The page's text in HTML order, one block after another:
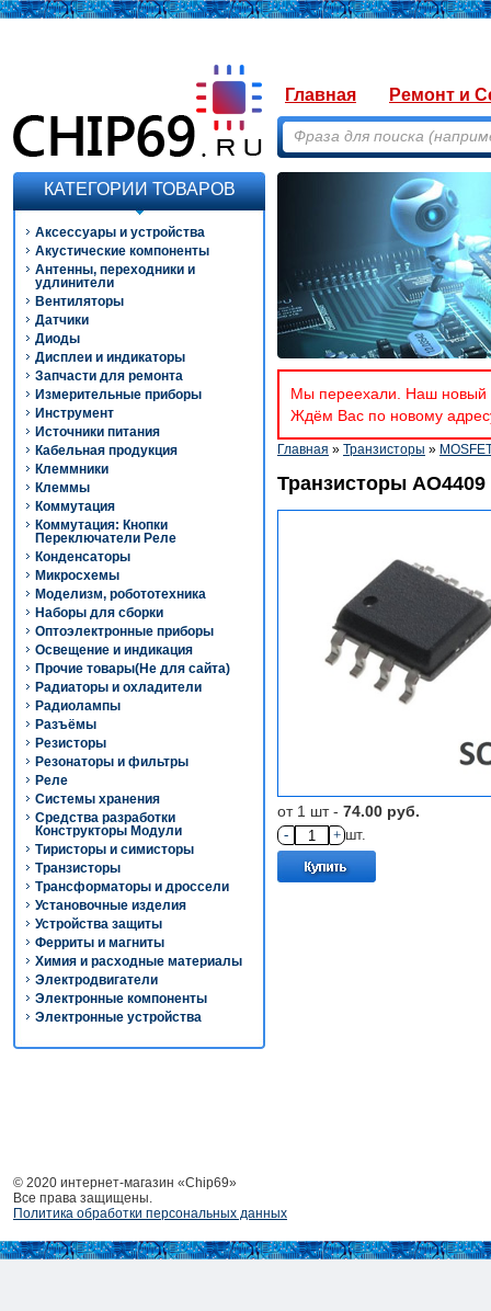
Главная Ремонт и
КАТЕГОРИИ ТОВАРОВ
Аксессуары и устройства
Акустические компоненты
Антенны, переходники и
удлинители
Вентиляторы
Датчики
Диоды
Дисплеи и индикаторы
Запчасти для ремонта
Измерительные приборы
Инструмент
Источники питания
Кабельная продукция
Клеммники
Клеммы
Коммутация
Коммутация: Кнопки
Переключатели Реле
Конденсаторы
Микросхемы
Моделизм, робототехника
Наборы для сборки
Оптоэлектронные приборы
Освещение и индикация
Прочие товары(Не для сайта)
Радиаторы и охладители
Радиолампы
Разъёмы
Резисторы
Резонаторы и фильтры
Реле
Системы хранения
Средства разработки
Конструкторы Модули
Тиристоры и симисторы
Транзисторы
Трансформаторы и дроссели
Установочные изделия
Устройства защиты
Ферриты и магниты
Химия и расходные материалы
Электродвигатели
Электронные компоненты
Электронные устройства
Мы переехали. Наш новый
Ждём Вас по новому
Главная » Транзисторы »
Транзисторы AO4409
от 1 шт - 74.00 руб.
- + шт.
© 2020 интернет-магазин «Chip69»
Все права защищены.
Политика обработки персональных данных